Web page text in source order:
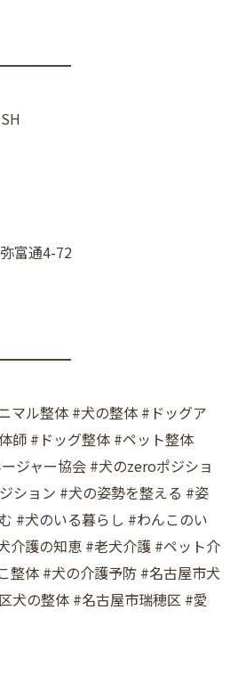
富通4-72
ル整体 #犬の整体 #ドッグア
師 #ドッグ整体 #ペット整体
ジャー協会 #犬のzeroポジショ
ション #犬の姿勢を整える #姿
#犬のいる暮らし #わんこのい
介護の知恵 #老犬介護 #ペット介
整体 #犬の介護予防 #名古屋市犬
犬の整体 #名古屋市瑞穂区 #愛